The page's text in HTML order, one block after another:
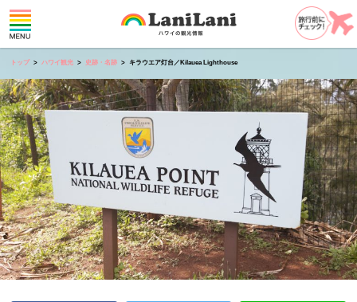
トップ ハワイ観光 史跡・名跡 キラウエア灯台／Kilauea Lighthouse